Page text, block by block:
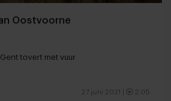
Oostvoorne
tovert met vuur
27 juni 2021 2:05